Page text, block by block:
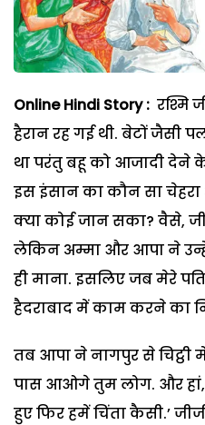
Online Hindi Story : रश्मि
हैरान रह गई थी. बेटों जैसी
था परंतु बहू को आजादी देने
इस इंसान का कौन सा
क्या कोई जान सका? वैसे,
लेकिन अम्मा और आपा ने
ही माना. इसलिए जब मेरे
हैदराबाद में काम करने का
तब आपा ने नागपुर से चिट्ठी
पास आओगे तुम लोग. और हां,
हुए फिर हमें चिंता कैसी.’